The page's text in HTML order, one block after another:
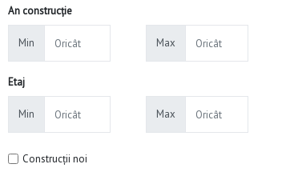
An construcție
Min Max
Etaj
Min Max
Construcții noi